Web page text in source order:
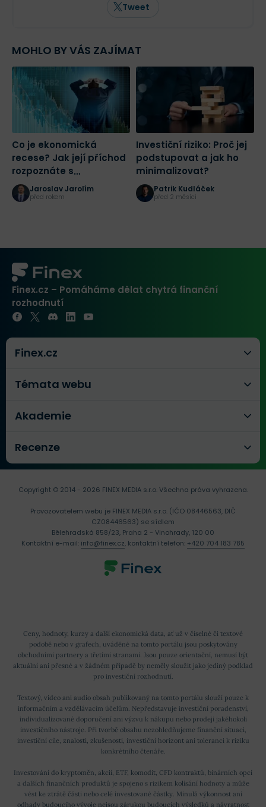
Tweet
MOHLO BY VÁS ZAJÍMAT
Co je ekonomická
recese? Jak její příchod
rozpoznáte s
předstihem?
Jaroslav Jarolím
před rokem
Investiční riziko: Proč jej
podstupovat a jak ho
minimalizovat?
Patrik Kudláček
před 2 měsíci
Finex.cz – Pomáháme dělat chytrá finanční
rozhodnutí
Finex.cz
Témata webu
Akademie
Recenze
Ceny, hodnoty, kurzy a další ekonomická data, ať už v číselné či textové
podobě nebo v grafech, uváděné na tomto portálu jsou poskytovány
obchodními partnery a třetími stranami. Jsou pouze orientační, nemusí být
aktuální ani přesné a v žádném případě by neměly sloužit jako jediný podklad
pro investiční rozhodnutí.
Textový, video ani audio obsah publikovaný na tomto portálu slouží pouze k
informačním a vzdělávacím účelům. Nepředstavuje investiční poradenství,
individualizované doporučení ani výzvu k nákupu nebo prodeji jakéhokoli
investičního nástroje. Při tvorbě obsahu nezohledňujeme finanční situaci,
investiční cíle, znalosti, zkušenosti, investiční horizont ani toleranci k riziku
konkrétního čtenáře.
Investování do kryptoměn, akcií, ETF, komodit, CFD kontraktů, binárních opcí
a dalších finančních produktů je spojeno s rizikem kolísání hodnoty a může
vést ke ztrátě části nebo celé investované částky. Minulá výkonnost ani
odhady budoucího vývoje nejsou zárukou budoucích výsledků a návratnost
Copyright © 2014 - 2026 FINEX MEDIA s.r.o.Všechna práva vyhrazena.
Provozovatelem webu je FINEX MEDIA s.r.o. (IČO 08446563, DIČ
CZ08446563) se sídlem
Bělehradská 858/23, Praha 2 - Vinohrady, 120 00
Kontaktní e-mail: info@finex.cz, kontaktní telefon: +420 704 183 785